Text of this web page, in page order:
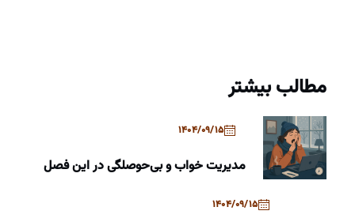
مطالب بیشتر
1404/09/15
مدیریت خواب و بی‌حوصلگی در این فصل
1404/09/15